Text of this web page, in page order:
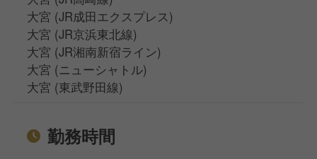
大宮 (JR成田エクスプレス)
大宮 (JR京浜東北線)
大宮 (JR湘南新宿ライン)
大宮 (ニューシャトル)
大宮 (東武野田線)
勤務時間